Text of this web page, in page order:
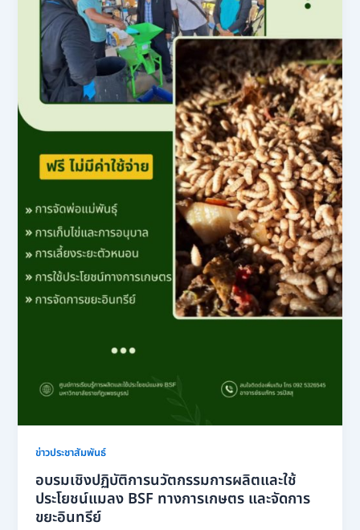
ข่าวประชาสัมพันธ์
อบรมเชิงปฏิบัติการนวัตกรรมการผลิตและใช้
ประโยชน์แมลง BSF ทางการเกษตร และจัดการ
ขยะอินทรีย์